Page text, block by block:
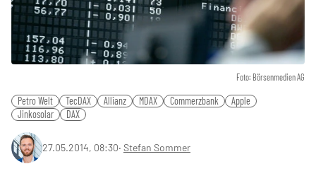
Foto: Börsenmedien AG
Petro Welt TecDAX Allianz MDAX Commerzbank
Apple
Jinkosolar
DAX
27.05.2014, 08:30‧ Stefan Sommer